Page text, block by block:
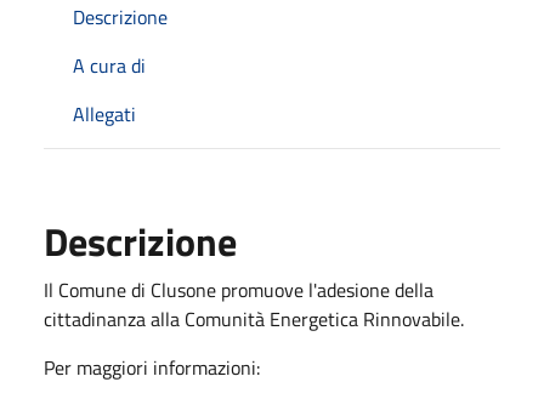
Descrizione
A cura di
Allegati
Descrizione
Il Comune di Clusone promuove l'adesione della
cittadinanza alla Comunità Energetica Rinnovabile.
Per maggiori informazioni: